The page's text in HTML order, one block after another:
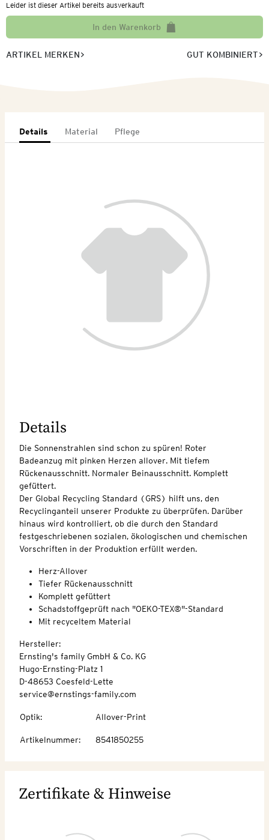
Leider ist dieser Artikel bereits ausverkauft
In den Warenkorb
ARTIKEL MERKEN GUT KOMBINIERT
Details Material Pflege
Details
Die Sonnenstrahlen sind schon zu spüren! Roter
Badeanzug mit pinken Herzen allover. Mit tiefem
Rückenausschnitt. Normaler Beinausschnitt. Komplett
gefüttert.
Der Global Recycling Standard (GRS) hilft uns, den
Recyclinganteil unserer Produkte zu überprüfen. Darüber
hinaus wird kontrolliert, ob die durch den Standard
festgeschriebenen sozialen, ökologischen und chemischen
Vorschriften in der Produktion erfüllt werden.
Herz-Allover
Tiefer Rückenausschnitt
Komplett gefüttert
Schadstoffgeprüft nach "OEKO-TEX®"-Standard
Mit recyceltem Material
Hersteller:
Ernsting's family GmbH & Co. KG
Hugo-Ernsting-Platz 1
D-48653 Coesfeld-Lette
service@ernstings-family.com
Optik: Allover-Print
Artikelnummer: 8541850255
Zertifikate & Hinweise